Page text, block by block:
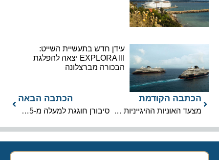
עידן חדש בתעשיית השייט:
EXPLORA III יצאה להפלגת
הבכורה מברצלונה
הכתבה הקודמת
מצעד האוניות ההיגייניות ביותר
הכתבה הבאה
סיבורן חוגגת למעלה מ-45 פרסים יוקרתיים ב-2019